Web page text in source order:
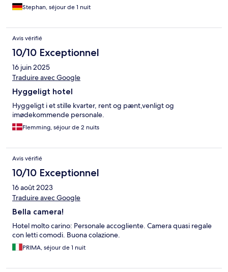
Stephan, séjour de 1 nuit
Avis vérifié
10/10 Exceptionnel
16 juin 2025
Traduire avec Google
Hyggeligt hotel
Hyggeligt i et stille kvarter, rent og pænt,venligt og
imødekommende personale.
Flemming, séjour de 2 nuits
Avis vérifié
10/10 Exceptionnel
16 août 2023
Traduire avec Google
Bella camera!
Hotel molto carino: Personale accogliente. Camera quasi regale
con letti comodi. Buona colazione.
PRIMA, séjour de 1 nuit